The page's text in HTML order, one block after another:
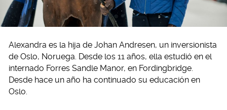
Alexandra es la hija de Johan Andresen, un inversionista
de Oslo, Noruega. Desde los 11 años, ella estudió en el
internado Forres Sandle Manor, en Fordingbridge.
Desde hace un año ha continuado su educación en
Oslo.